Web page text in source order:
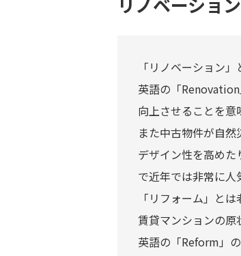
「リノベーション
英語の「
向上させることを意
また中古物件が自
デザイン性を高め
で近年では非常に人
「リフォーム」と
賃貸マンションの原
英語の「Reform」